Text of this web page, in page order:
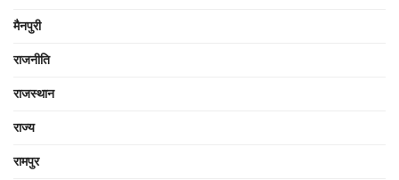
मैनपुरी
राजनीति
राजस्थान
राज्य
रामपुर